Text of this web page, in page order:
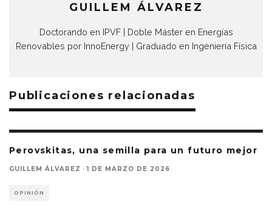
GUILLEM ÁLVAREZ
Doctorando en IPVF | Doble Máster en Energías
Renovables por InnoEnergy | Graduado en Ingeniería Física
Publicaciones relacionadas
Perovskitas, una semilla para un futuro mejor
GUILLEM ÁLVAREZ · 1 DE MARZO DE 2026
OPINIÓN